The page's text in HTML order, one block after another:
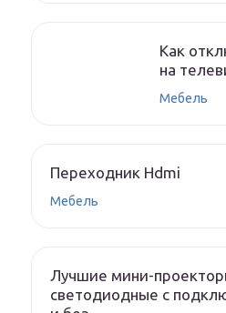
Как
на
Мебель
Переходник Hdmi
Мебель
Лучшие мини-
светодиодные с